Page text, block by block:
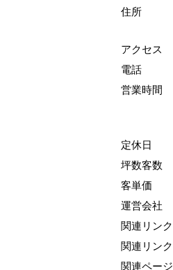
住所
アクセス
電話
営業時間
定休日
坪数客数
客単価
運営会社
関連リンク
関連リンク
関連ページ